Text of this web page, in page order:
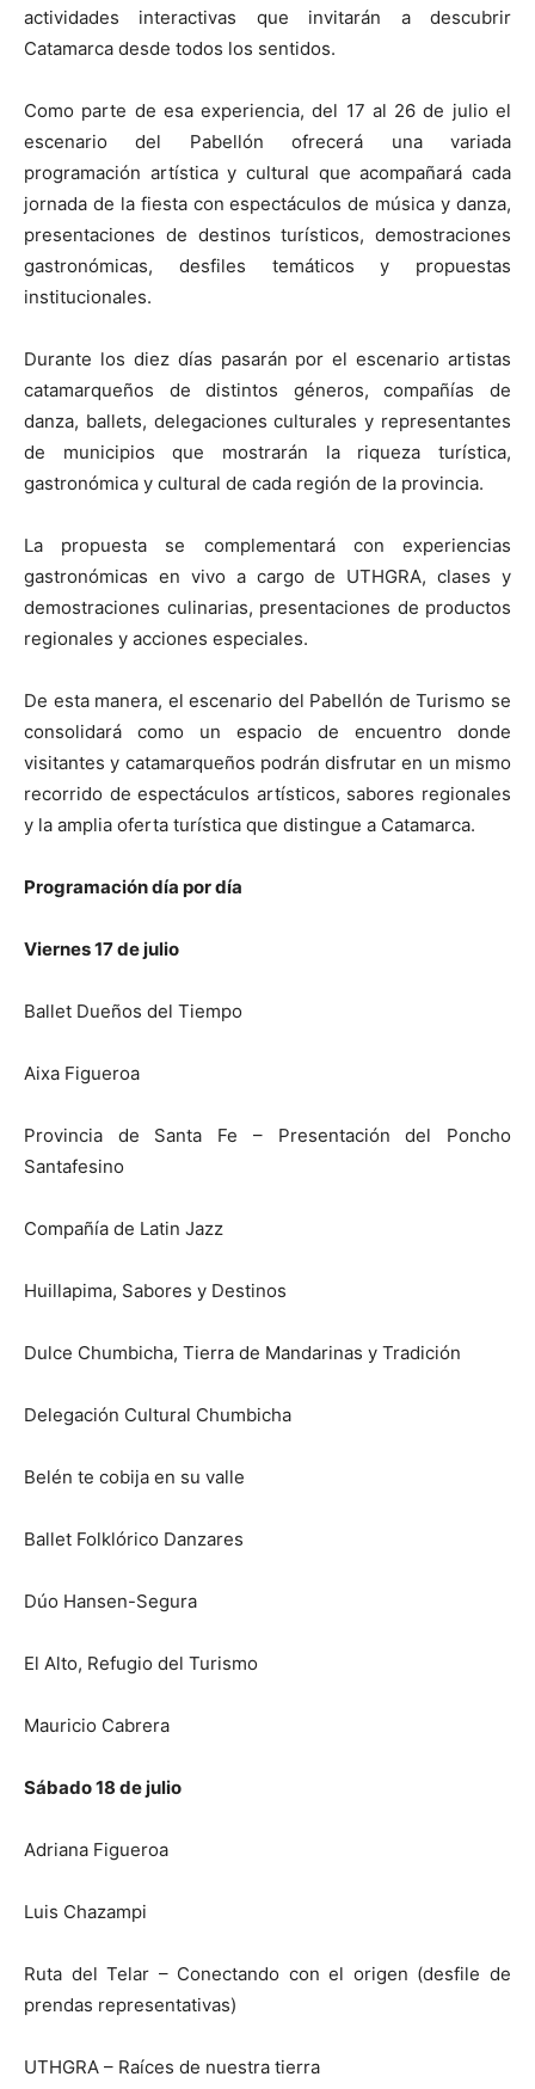
actividades interactivas que invitarán a descubrir
Catamarca desde todos los sentidos.
Como parte de esa experiencia, del 17 al 26 de julio el
escenario del Pabellón ofrecerá una variada
programación artística y cultural que acompañará cada
jornada de la fiesta con espectáculos de música y danza,
presentaciones de destinos turísticos, demostraciones
gastronómicas, desfiles temáticos y propuestas
institucionales.
Durante los diez días pasarán por el escenario artistas
catamarqueños de distintos géneros, compañías de
danza, ballets, delegaciones culturales y representantes
de municipios que mostrarán la riqueza turística,
gastronómica y cultural de cada región de la provincia.
La propuesta se complementará con experiencias
gastronómicas en vivo a cargo de UTHGRA, clases y
demostraciones culinarias, presentaciones de productos
regionales y acciones especiales.
De esta manera, el escenario del Pabellón de Turismo se
consolidará como un espacio de encuentro donde
visitantes y catamarqueños podrán disfrutar en un mismo
recorrido de espectáculos artísticos, sabores regionales
y la amplia oferta turística que distingue a Catamarca.
Programación día por día
Viernes 17 de julio
Ballet Dueños del Tiempo
Aixa Figueroa
Provincia de Santa Fe – Presentación del Poncho
Santafesino
Compañía de Latin Jazz
Huillapima, Sabores y Destinos
Dulce Chumbicha, Tierra de Mandarinas y Tradición
Delegación Cultural Chumbicha
Belén te cobija en su valle
Ballet Folklórico Danzares
Dúo Hansen-Segura
El Alto, Refugio del Turismo
Mauricio Cabrera
Sábado 18 de julio
Adriana Figueroa
Luis Chazampi
Ruta del Telar – Conectando con el origen (desfile de
prendas representativas)
UTHGRA – Raíces de nuestra tierra